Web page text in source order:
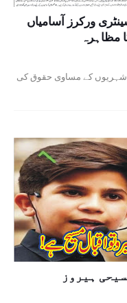
ورکرز آسامیاں
مظاہرہ
کے تمام شہریوں کے مساوی حقوق کی
ہیروز